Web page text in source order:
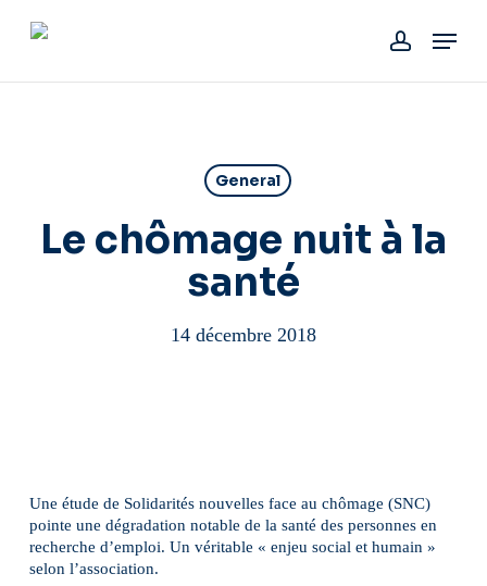
account
Menu
General
Le chômage nuit à la
santé
14 décembre 2018
Une étude de Solidarités nouvelles face au chômage (SNC)
pointe une dégradation notable de la santé des personnes en
recherche d’emploi. Un véritable « enjeu social et humain »
selon l’association.